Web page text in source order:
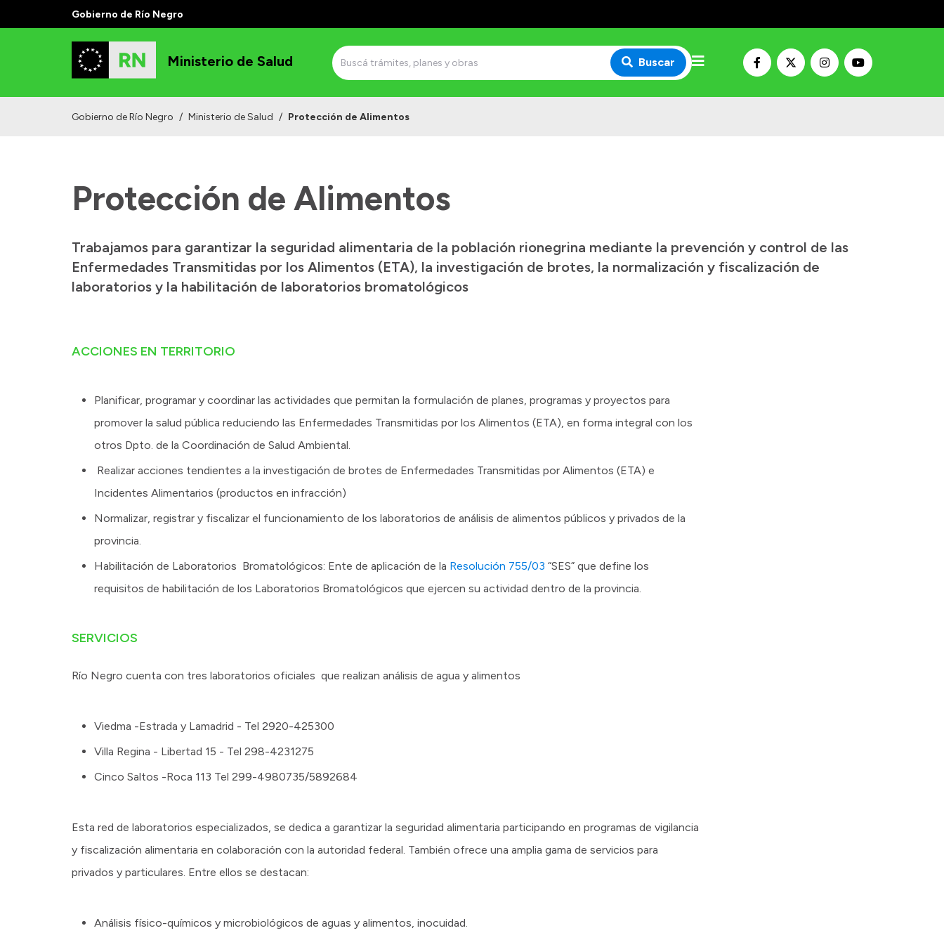
Gobierno de Río Negro
Ministerio de Salud Buscar
Gobierno de Río Negro / Ministerio de Salud / Protección de Alimentos
Protección de Alimentos
Trabajamos para garantizar la seguridad alimentaria de la población rionegrina mediante la prevención y control de las
Enfermedades Transmitidas por los Alimentos (ETA), la investigación de brotes, la normalización y fiscalización de
laboratorios y la habilitación de laboratorios bromatológicos
ACCIONES EN TERRITORIO
Planificar, programar y coordinar las actividades que permitan la formulación de planes, programas y proyectos para
promover la salud pública reduciendo las Enfermedades Transmitidas por los Alimentos (ETA), en forma integral con los
otros Dpto. de la Coordinación de Salud Ambiental.
Realizar acciones tendientes a la investigación de brotes de Enfermedades Transmitidas por Alimentos (ETA) e
Incidentes Alimentarios (productos en infracción)
Normalizar, registrar y fiscalizar el funcionamiento de los laboratorios de análisis de alimentos públicos y privados de la
provincia.
Habilitación de Laboratorios Bromatológicos: Ente de aplicación de la Resolución 755/03 “SES” que define los
requisitos de habilitación de los Laboratorios Bromatológicos que ejercen su actividad dentro de la provincia.
SERVICIOS
Río Negro cuenta con tres laboratorios oficiales que realizan análisis de agua y alimentos
Viedma -Estrada y Lamadrid - Tel 2920-425300
Villa Regina - Libertad 15 - Tel 298-4231275
Cinco Saltos -Roca 113 Tel 299-4980735/5892684
Esta red de laboratorios especializados, se dedica a garantizar la seguridad alimentaria participando en programas de vigilancia
y fiscalización alimentaria en colaboración con la autoridad federal. También ofrece una amplia gama de servicios para
privados y particulares. Entre ellos se destacan:
Análisis físico-químicos y microbiológicos de aguas y alimentos, inocuidad.